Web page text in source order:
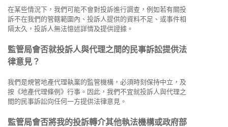
在某些情況下，我們可能不會對投訴進行調查，例如若有關投
訴不在我們的管轄範圍內、投訴人提供的資料不足、或事件相
隔太久，投訴人無法憶述詳情及提供證據。
監管局會否就投訴人與代理之間的民事訴訟提供法
律意見？
我們是規管地產代理執業的監管機構，必須時刻保持中立，及
按《地產代理條例》行事。因此，我們不宜就投訴人與代理之
間的民事訴訟向任何一方提供法律意見。
監管局會否將我的投訴轉介其他執法機構或政府部